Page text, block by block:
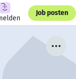
Job posten